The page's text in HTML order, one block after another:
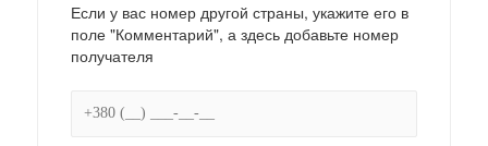
Если у вас номер другой страны, укажите его в
поле "Комментарий", а здесь добавьте номер
получателя